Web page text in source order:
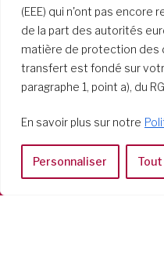
(EEE) qui n'ont pas encore
de la part des autorités
matière de protection des
transfert est fondé sur
paragraphe 1, point a), du
En savoir plus sur notre
Personnaliser
Società
Via Tarquinio
Tel: 06 58 23